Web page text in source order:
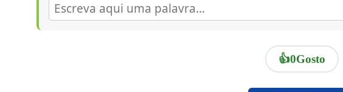
👍0Gosto